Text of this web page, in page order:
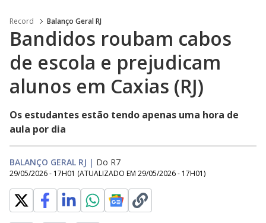
Record Balanço Geral RJ
Bandidos roubam cabos
de escola e prejudicam
alunos em Caxias (RJ)
Os estudantes estão tendo apenas uma hora de
aula por dia
BALANÇO GERAL RJ | Do R7
29/05/2026 - 17H01 (ATUALIZADO EM 29/05/2026 - 17H01)